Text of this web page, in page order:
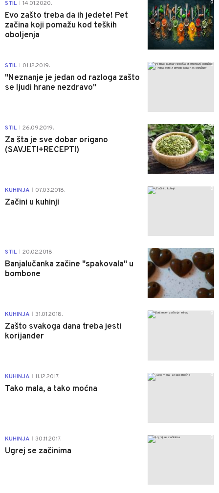
STIL 14.01.2020.
Evo zašto treba da ih jedete! Pet
začina koji pomažu kod teških
oboljenja
0
STIL 01.12.2019.
"Neznanje je jedan od razloga zašto
se ljudi hrane nezdravo"
0
STIL 26.09.2019.
Za šta je sve dobar origano
(SAVJETI+RECEPTI)
0
KUHINJA 07.03.2018.
Začini u kuhinji
0
STIL 20.02.2018.
Banjalučanka začine "spakovala" u
bombone
0
KUHINJA 31.01.2018.
Zašto svakoga dana treba jesti
korijander
0
KUHINJA 11.12.2017.
Tako mala, a tako moćna
0
KUHINJA 30.11.2017.
Ugrej se začinima
0